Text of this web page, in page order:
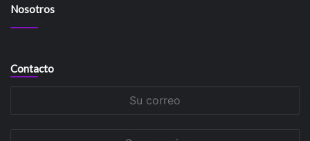
Nosotros
Contacto